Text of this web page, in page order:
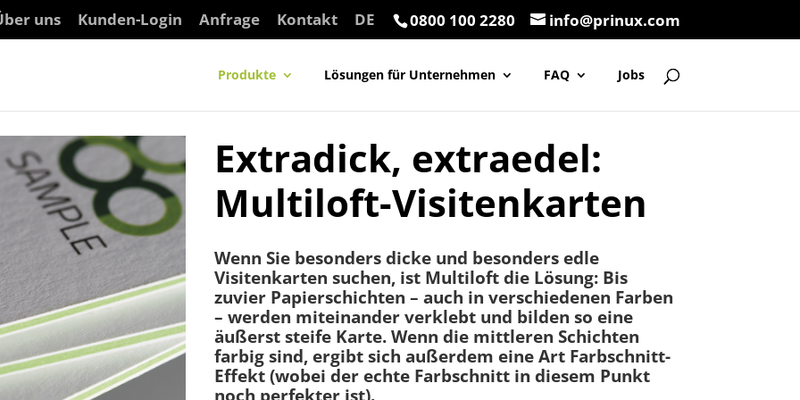
0800 100 2280 info@prinux.com
uns Kunden-Login Anfrage Kontakt DE
Produkte Lösungen für Unternehmen FAQ Jobs
Extradick, extraedel:
Multiloft-Visitenkarten
Wenn Sie besonders dicke und besonders edle
Visitenkarten suchen, ist Multiloft die Lösung: Bis
zuvier Papierschichten – auch in verschiedenen Farben
– werden miteinander verklebt und bilden so eine
äußerst steife Karte. Wenn die mittleren Schichten
farbig sind, ergibt sich außerdem eine Art Farbschnitt-
Effekt (wobei der echte Farbschnitt in diesem Punkt